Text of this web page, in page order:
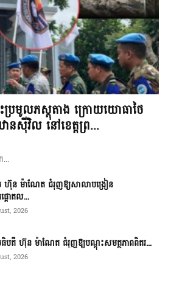
ប្រមូលភស្តុតាង ក្រោយយោធាថៃ
នស៊ីវិល នៅខេត្តព្រ...
ហ៊ុន ម៉ាណែត ជំរុញឱ្យសាលាបង្រៀន
តោតល...
2026
ធិបតី ហ៊ុន ម៉ាណែត ជំរុញឱ្យបណ្តុះសមត្ថភាពពិតរ...
2026